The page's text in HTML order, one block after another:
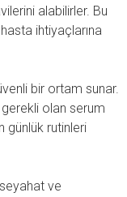
alabilirler. Bu
ihtiyaçlarına
bir ortam sunar.
olan serum
günlük rutinleri
ve